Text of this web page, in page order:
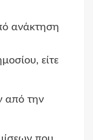
ανάκτηση
είτε
από την